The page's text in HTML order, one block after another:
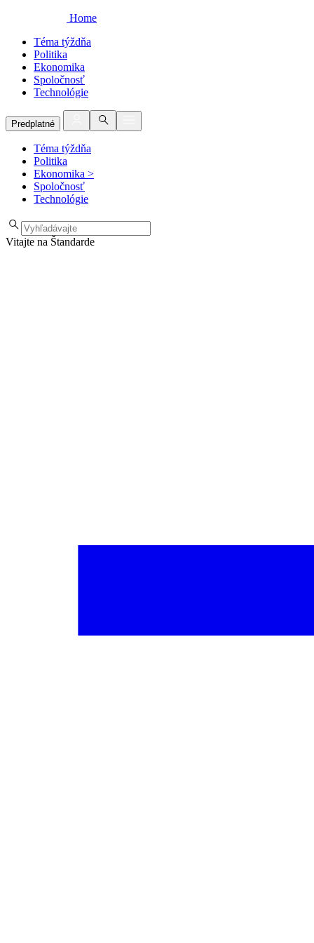
Home
Téma týždňa
Politika
Ekonomika
Spoločnosť
Technológie
Predplatné
Téma týždňa
Politika
Ekonomika >
Spoločnosť
Technológie
Vitajte na Štandarde